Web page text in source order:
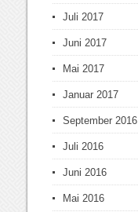
Juli 2017
Juni 2017
Mai 2017
Januar 2017
September 2016
Juli 2016
Juni 2016
Mai 2016